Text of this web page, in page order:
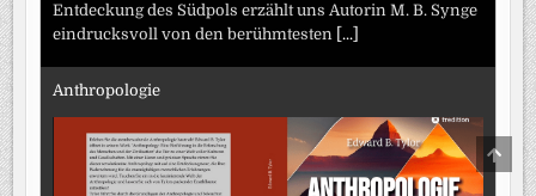
Entdeckung des Südpols erzählt uns Autorin M. B. Synge
eindrucksvoll von den berühmtesten [...]
Anthropologie
TO
TOP